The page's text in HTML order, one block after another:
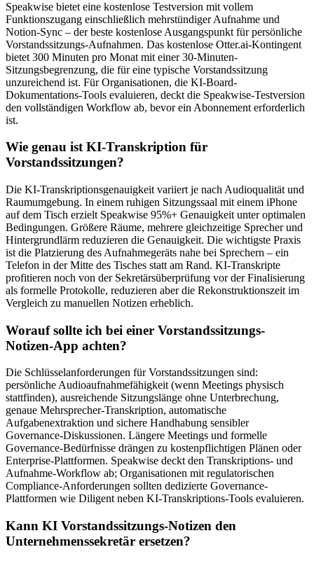
Speakwise bietet eine kostenlose Testversion mit vollem
Funktionszugang einschließlich mehrstündiger Aufnahme und
Notion-Sync – der beste kostenlose Ausgangspunkt für persönliche
Vorstandssitzungs-Aufnahmen. Das kostenlose Otter.ai-Kontingent
bietet 300 Minuten pro Monat mit einer 30-Minuten-
Sitzungsbegrenzung, die für eine typische Vorstandssitzung
unzureichend ist. Für Organisationen, die KI-Board-
Dokumentations-Tools evaluieren, deckt die Speakwise-Testversion
den vollständigen Workflow ab, bevor ein Abonnement erforderlich
ist.
Wie genau ist KI-Transkription für
Vorstandssitzungen?
Die KI-Transkriptionsgenauigkeit variiert je nach Audioqualität und
Raumumgebung. In einem ruhigen Sitzungssaal mit einem iPhone
auf dem Tisch erzielt Speakwise 95%+ Genauigkeit unter optimalen
Bedingungen. Größere Räume, mehrere gleichzeitige Sprecher und
Hintergrundlärm reduzieren die Genauigkeit. Die wichtigste Praxis
ist die Platzierung des Aufnahmegeräts nahe bei Sprechern – ein
Telefon in der Mitte des Tisches statt am Rand. KI-Transkripte
profitieren noch von der Sekretärsüberprüfung vor der Finalisierung
als formelle Protokolle, reduzieren aber die Rekonstruktionszeit im
Vergleich zu manuellen Notizen erheblich.
Worauf sollte ich bei einer Vorstandssitzungs-
Notizen-App achten?
Die Schlüsselanforderungen für Vorstandssitzungen sind:
persönliche Audioaufnahmefähigkeit (wenn Meetings physisch
stattfinden), ausreichende Sitzungslänge ohne Unterbrechung,
genaue Mehrsprecher-Transkription, automatische
Aufgabenextraktion und sichere Handhabung sensibler
Governance-Diskussionen. Längere Meetings und formelle
Governance-Bedürfnisse drängen zu kostenpflichtigen Plänen oder
Enterprise-Plattformen. Speakwise deckt den Transkriptions- und
Aufnahme-Workflow ab; Organisationen mit regulatorischen
Compliance-Anforderungen sollten dedizierte Governance-
Plattformen wie Diligent neben KI-Transkriptions-Tools evaluieren.
Kann KI Vorstandssitzungs-Notizen den
Unternehmenssekretär ersetzen?